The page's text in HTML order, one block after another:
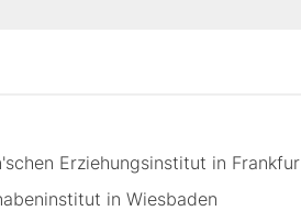
Erziehungsinstitut in
in Wiesbaden